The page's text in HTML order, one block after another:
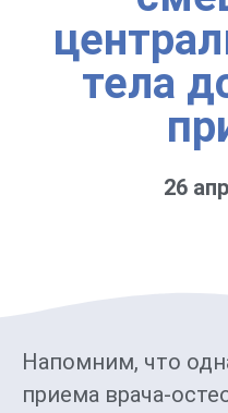
тела
26
Напомним, что
приема врача-